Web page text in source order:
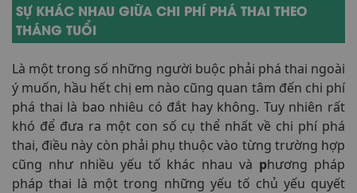
SỰ KHÁC NHAU GIỮA CHI PHÍ PHÁ THAI THEO
THÁNG TUỔI
Là một trong số những người buộc phải phá thai ngoài
ý muốn, hầu hết chị em nào cũng quan tâm đến chi phí
phá thai là bao nhiêu có đắt hay không. Tuy nhiên rất
khó để đưa ra một con số cụ thể nhất về chi phí phá
thai, điều này còn phải phụ thuộc vào từng trường hợp
cũng như nhiều yếu tố khác nhau và phương pháp
pháp thai là một trong những yếu tố chủ yếu quyết